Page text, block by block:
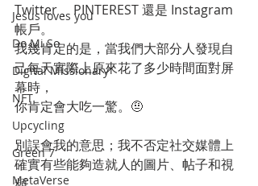
Jesus loves you
Do Mi So
Digital Missionary
NFT
Upcycling
Green 7
MetaVerse
Twitter 、PINTEREST 還是 Instagram
帳戶。
我幾肯定的是，當我們大部分人發現自
己每天實際上原來花了多少時間面對屏
幕時，
你肯定會大吃一驚。🤨
別誤會我的意思；我不否定社交媒體上
確實有些能夠造就人的圖片、帖子和視